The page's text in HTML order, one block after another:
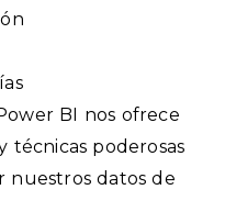
BI nos ofrece
técnicas poderosas
nuestros datos de